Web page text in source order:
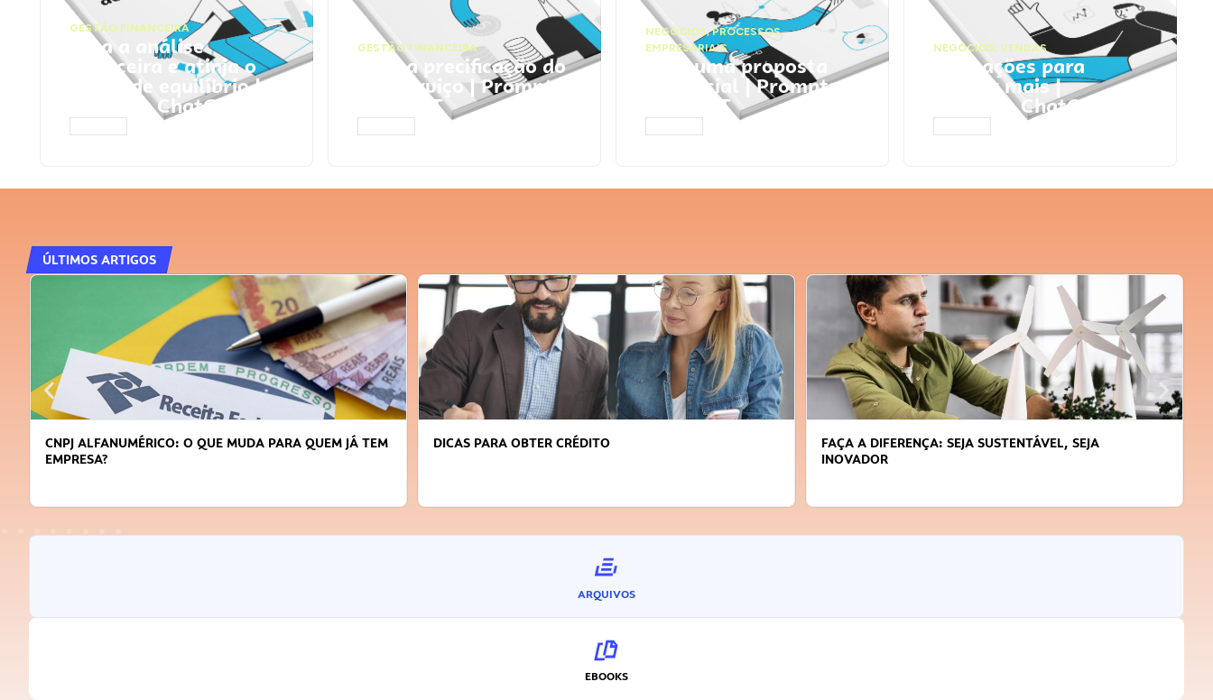
GESTÃO FINANCEIRA
Faça a análise
financeira e atinja o
ponto de equilíbrio |
Prompts ChatGPT
GESTÃO FINANCEIRA
Faça a precificação do
seu serviço | Prompts
ChatGPT
NEGÓCIOS,PROCESSOS
EMPRESARIAIS
Faça uma proposta
comercial | Prompts
ChatGPT
NEGÓCIOS, VENDAS
Faça ações para
vender mais |
Prompts ChatGPT
ÚLTIMOS ARTIGOS
CNPJ ALFANUMÉRICO: O QUE MUDA PARA QUEM JÁ TEM
EMPRESA?
DICAS PARA OBTER CRÉDITO
FAÇA A DIFERENÇA: SEJA SUSTENTÁVEL, SEJA
INOVADOR
ARQUIVOS
EBOOKS